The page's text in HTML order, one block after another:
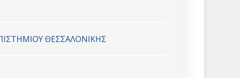
ΘΕΣΣΑΛΟΝΙΚΗΣ